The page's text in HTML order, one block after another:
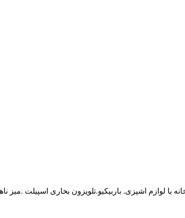
لوازم اشپزی. باربیکیو.تلویزون بخاری اسپیلت .میز